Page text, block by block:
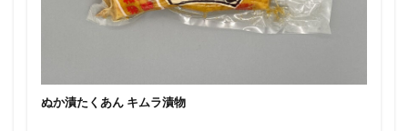
ぬか漬たくあん キムラ漬物